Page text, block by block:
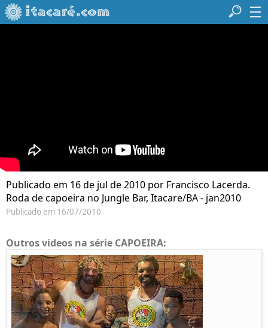
Publicado em 16 de jul de 2010 por Francisco Lacerda.
Roda de capoeira no Jungle Bar, Itacare/BA - jan2010
Publicado em 16/07/2010
Outros videos na série CAPOEIRA: